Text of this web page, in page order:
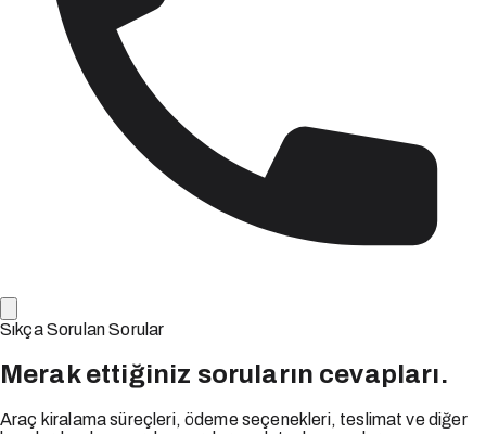
Sıkça Sorulan Sorular
Merak ettiğiniz soruların cevapları.
Araç kiralama süreçleri, ödeme seçenekleri, teslimat ve diğer